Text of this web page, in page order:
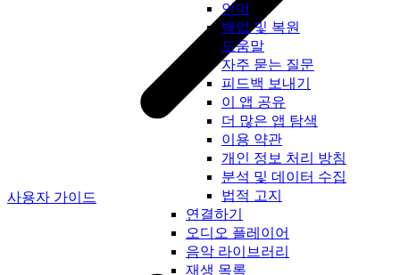
언어
백업 및 복원
도움말
자주 묻는 질문
피드백 보내기
이 앱 공유
더 많은 앱 탐색
이용 약관
개인 정보 처리 방침
분석 및 데이터 수집
법적 고지
연결하기
오디오 플레이어
음악 라이브러리
재생 목록
사용자 가이드